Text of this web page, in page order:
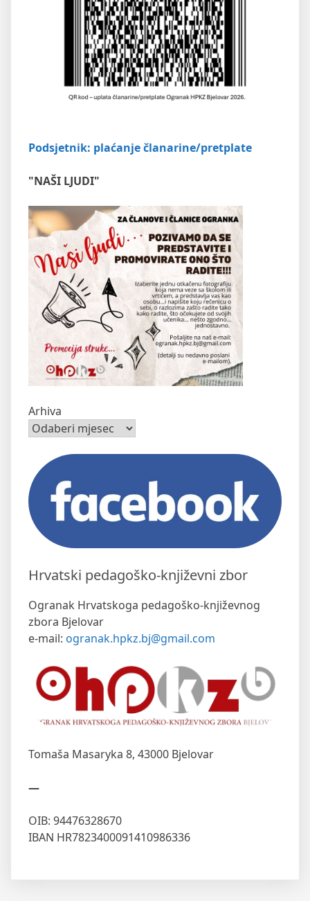
Podsjetnik: plaćanje članarine/pretplate
"NAŠI LJUDI"
Arhiva
Hrvatski pedagoško-književni zbor
Ogranak Hrvatskoga pedagoško-književnog
zbora Bjelovar
e-mail: ogranak.hpkz.bj@gmail.com
Tomaša Masaryka 8, 43000 Bjelovar
—
OIB: 94476328670
IBAN HR7823400091410986336